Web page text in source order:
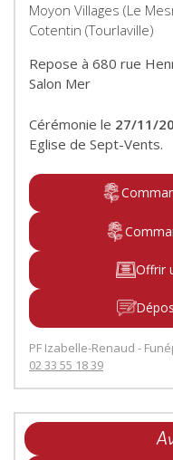
Moyon Villages (Le
Cotentin (Tourlaville)
Repose à 680 rue
Salon Mer
Cérémonie le 27/11/
Eglise de Sept-Vents.
Offrir
PF Izabelle-Renaud -
02 33 55 18 39